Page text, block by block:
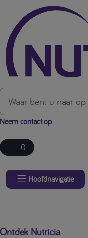
Over de inhoud van de
Neem contact op
0
Hoofdnavigatie
Ontdek Nutricia